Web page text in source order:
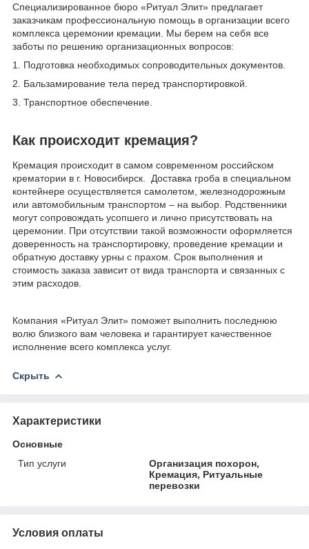
Специализированное бюро «Ритуал Элит» предлагает
заказчикам профессиональную помощь в организации всего
комплекса церемонии кремации. Мы берем на себя все
заботы по решению организационных вопросов:
1. Подготовка необходимых сопроводительных документов.
2. Бальзамирование тела перед транспортировкой.
3. Транспортное обеспечение.
Как происходит кремация?
Кремация происходит в самом современном российском
крематории в г. Новосибирск. Доставка гроба в специальном
контейнере осуществляется самолетом, железнодорожным
или автомобильным транспортом – на выбор. Родственники
могут сопровождать усопшего и лично присутствовать на
церемонии. При отсутствии такой возможности оформляется
доверенность на транспортировку, проведение кремации и
обратную доставку урны с прахом. Срок выполнения и
стоимость заказа зависит от вида транспорта и связанных с
этим расходов.
Компания «Ритуал Элит» поможет выполнить последнюю
волю близкого вам человека и гарантирует качественное
исполнение всего комплекса услуг.
Скрыть
Характеристики
Основные
Тип услуги
Организация похорон,
Кремация, Ритуальные
перевозки
Условия оплаты